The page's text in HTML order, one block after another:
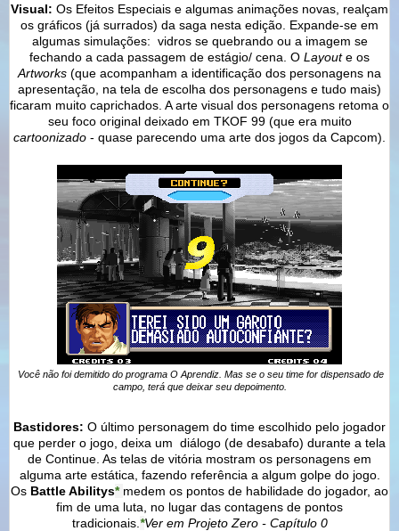
Visual: Os Efeitos Especiais e algumas animações novas, realçam
os gráficos (já surrados) da saga nesta edição. Expande-se em
algumas simulações: vidros se quebrando ou a imagem se
fechando a cada passagem de estágio/ cena. O Layoute os
Artworks (que acompanham a identificação dos personagens na
apresentação, na tela de escolha dos personagens e tudo mais)
ficaram muito caprichados. A arte visual dos personagens retoma o
seu foco original deixado em TKOF 99 (que era muito
cartoonizado - quase parecendo uma arte dos jogos da Capcom).
Você não foi demitido do programa O Aprendiz. Mas se o seu time for dispensado de
campo, terá que deixar seu depoimento.
Bastidores: O último personagem do time escolhido pelo jogador
que perder o jogo, deixa um diálogo (de desabafo) durante a tela
de Continue. As telas de vitória mostram os personagens em
alguma arte estática, fazendo referência a algum golpe do jogo.
Os Battle Abilitys* medem os pontos de habilidade do jogador, ao
fim de uma luta, no lugar das contagens de pontos
tradicionais. *Ver em Projeto Zero - Capítulo 0